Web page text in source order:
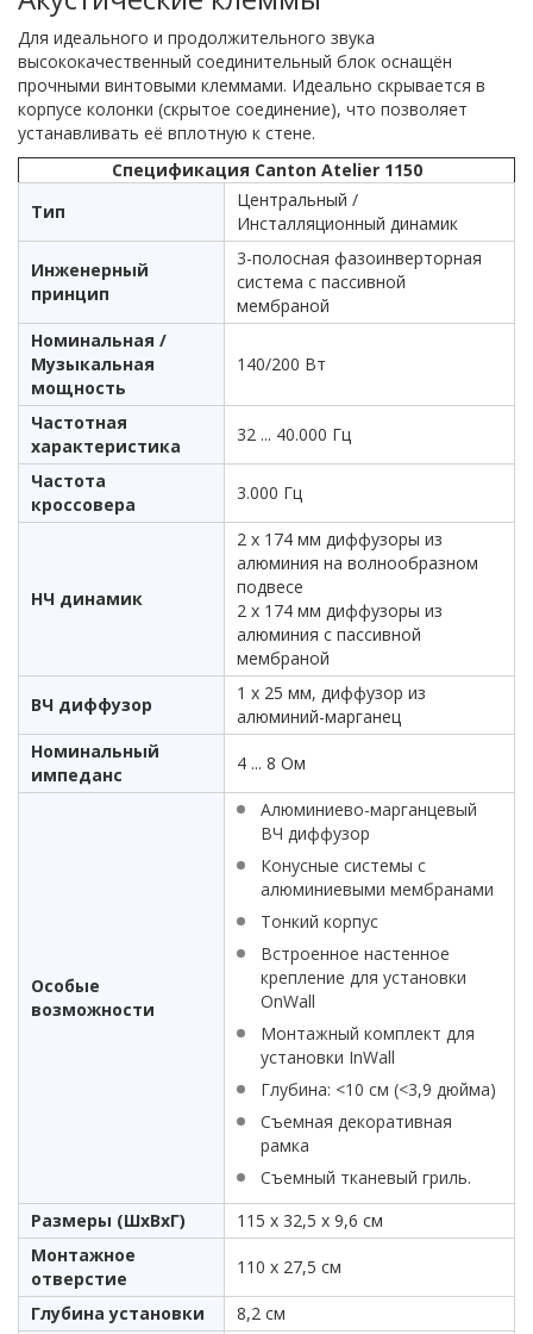
Для идеального и продолжительного звука
высококачественный соединительный блок оснащён
прочными винтовыми клеммами. Идеально скрывается в
корпусе колонки (скрытое соединение), что позволяет
устанавливать её вплотную к стене.
Спецификация Canton Atelier 1150
Тип
Центральный /
Инсталляционный динамик
Инженерный
принцип
3-полосная фазоинверторная
система с пассивной
мембраной
Номинальная /
Музыкальная
мощность
140/200 Вт
Частотная
характеристика
32 ... 40.000 Гц
Частота
кроссовера
3.000 Гц
НЧ динамик
2 x 174 мм диффузоры из
алюминия на волнообразном
подвесе
2 x 174 мм диффузоры из
алюминия с пассивной
мембраной
ВЧ диффузор
1 x 25 мм, диффузор из
алюминий-марганец
Номинальный
импеданс
4 ... 8 Ом
Особые
возможности
Алюминиево-марганцевый
ВЧ диффузор
Конусные системы с
алюминиевыми мембранами
Тонкий корпус
Встроенное настенное
крепление для установки
OnWall
Монтажный комплект для
установки InWall
Глубина: <10 см (<3,9 дюйма)
Съемная декоративная
рамка
Съемный тканевый гриль.
Размеры (ШxВxГ)
115 x 32,5 x 9,6 см
Монтажное
отверстие
110 x 27,5 см
Глубина установки
8,2 см